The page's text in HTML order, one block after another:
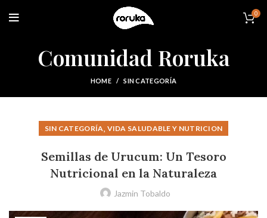
0
Comunidad Roruka
HOME SIN CATEGORÍA
SIN CATEGORÍA, VIDA SALUDABLE Y NUTRICION
Semillas de Urucum: Un Tesoro
Nutricional en la Naturaleza
Jazmin Tobaldo